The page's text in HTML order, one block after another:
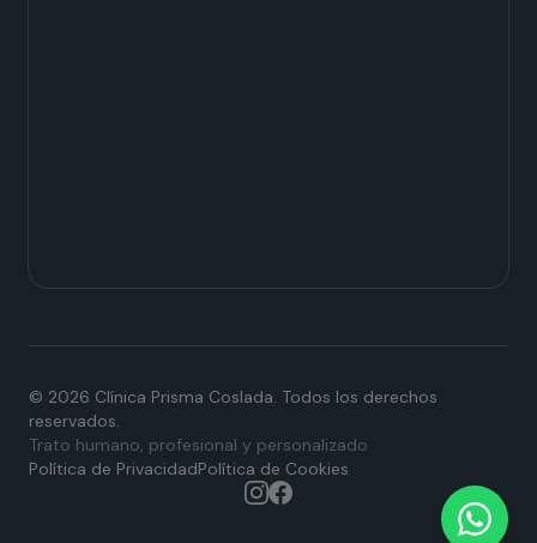
© 2026 Clínica Prisma Coslada. Todos los derechos
reservados.
Trato humano, profesional y personalizado
Política de PrivacidadPolítica de Cookies